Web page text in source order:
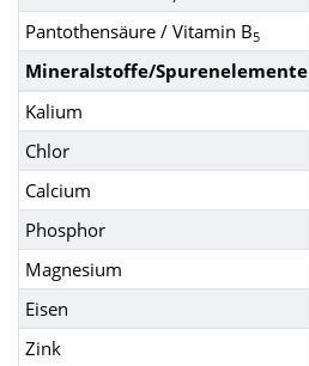
Pantothensäure / Vitamin B5
Mineralstoffe/Spurenelemente
Kalium
Chlor
Calcium
Phosphor
Magnesium
Eisen
Zink